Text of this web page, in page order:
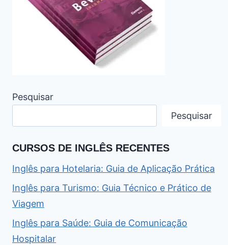
Pesquisar
Pesquisar
CURSOS DE INGLÊS RECENTES
Inglês para Hotelaria: Guia de Aplicação Prática
Inglês para Turismo: Guia Técnico e Prático de
Viagem
Inglês para Saúde: Guia de Comunicação
Hospitalar